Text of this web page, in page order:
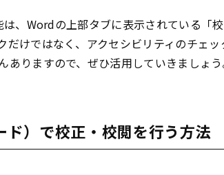
、Wordの上部タブに表示されている「
だけではなく、アクセシビリティのチェ
ありますので、ぜひ活用していきましょう
）で校正・校閲を行う方法